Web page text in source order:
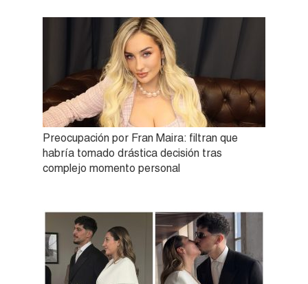
Preocupación por Fran Maira: filtran que
habría tomado drástica decisión tras
complejo momento personal